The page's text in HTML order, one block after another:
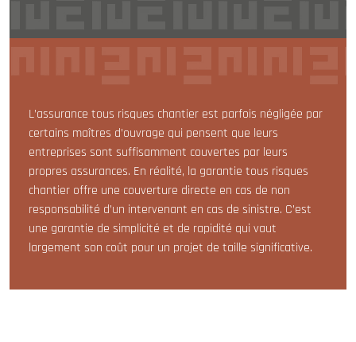
L’assurance tous risques chantier est parfois négligée par
certains maîtres d’ouvrage qui pensent que leurs
entreprises sont suffisamment couvertes par leurs
propres assurances. En réalité, la garantie tous risques
chantier offre une couverture directe en cas de non
responsabilité d’un intervenant en cas de sinistre. C’est
une garantie de simplicité et de rapidité qui vaut
largement son coût pour un projet de taille significative.